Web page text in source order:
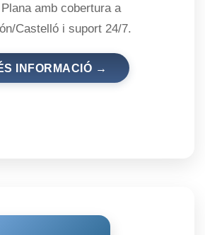
amb cobertura a
Castelló i suport 24/7.
INFORMACIÓ →